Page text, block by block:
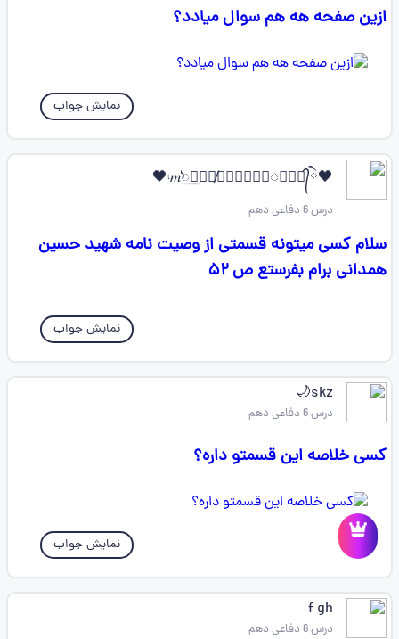
ازین صفحه هه هم سوال میادد؟
نمایش جواب
🖤ེ𝆛𝆐꯭𝅮𝅘꯭𝅥𝅮𝀙̸᮪᮪𝐀𝐬𝐚𝐥◌⃘⃝♡︎᭄🖤
درس 6 دفاعی دهم
سلام کسی میتونه قسمتی از وصیت نامه شهید حسین
همدانی برام بفرستع ص ۵۲
نمایش جواب
skz🌙
درس 6 دفاعی دهم
کسی خلاصه این قسمتو داره؟
نمایش جواب
‌f ‌gh
درس 6 دفاعی دهم